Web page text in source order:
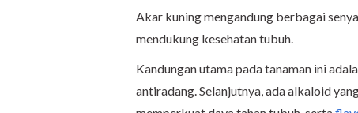
Akar kuning mengandung berbagai
mendukung kesehatan tubuh.
Kandungan utama pada tanaman ini
antiradang. Selanjutnya, ada alkaloid